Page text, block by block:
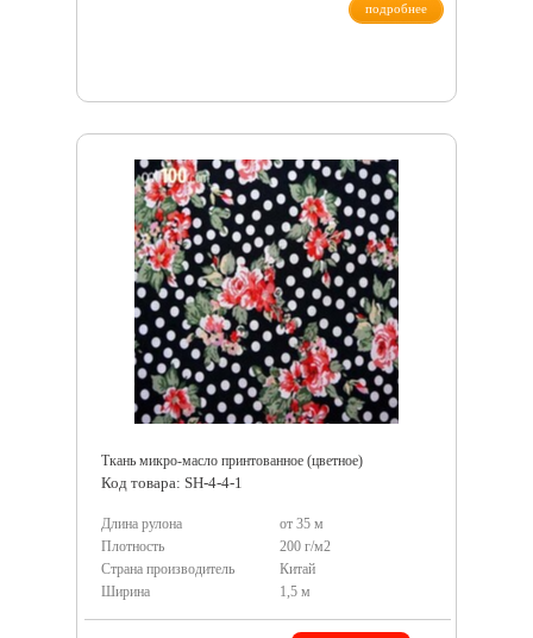
подробнее
Ткань микро-масло принтованное (цветное)
Код товара: SH-4-4-1
Длина рулона
от 35 м
Плотность
200 г/м2
Страна производитель
Китай
Ширина
1,5 м